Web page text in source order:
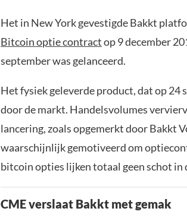
Het in New York gevestigde Bakkt
Bitcoin optie contractop 9 december
september was gelanceerd.
Het fysiek geleverde product, dat op 24
door de markt. Handelsvolumes
lancering, zoals opgemerkt door Bakkt
waarschijnlijk gemotiveerd om
bitcoin opties lijken totaal geen schot in
CME verslaat Bakkt met gemak